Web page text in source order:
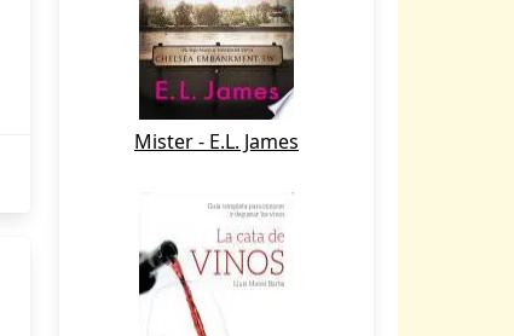
Mister - E.L. James